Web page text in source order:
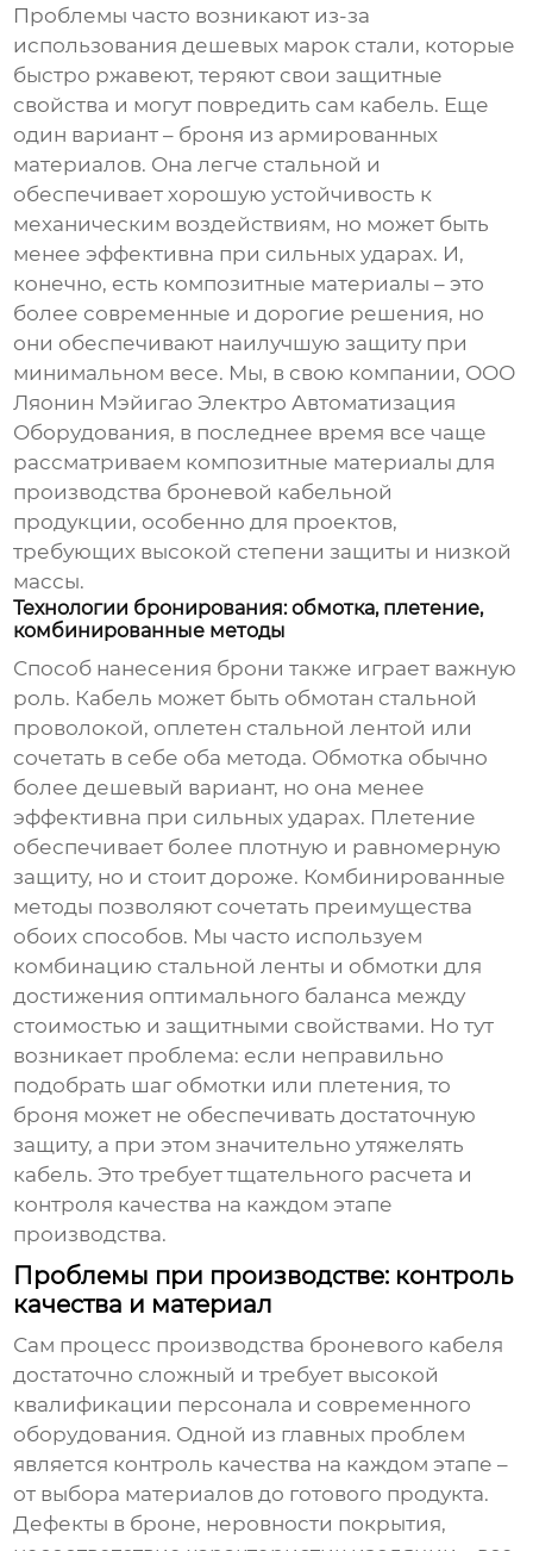
Проблемы часто возникают из-за
использования дешевых марок стали, которые
быстро ржавеют, теряют свои защитные
свойства и могут повредить сам кабель. Еще
один вариант – броня из армированных
материалов. Она легче стальной и
обеспечивает хорошую устойчивость к
механическим воздействиям, но может быть
менее эффективна при сильных ударах. И,
конечно, есть композитные материалы – это
более современные и дорогие решения, но
они обеспечивают наилучшую защиту при
минимальном весе. Мы, в свою компании, ООО
Ляонин Мэйигао Электро Автоматизация
Оборудования, в последнее время все чаще
рассматриваем композитные материалы для
производства броневой кабельной
продукции, особенно для проектов,
требующих высокой степени защиты и низкой
массы.
Технологии бронирования: обмотка, плетение,
комбинированные методы
Способ нанесения брони также играет важную
роль. Кабель может быть обмотан стальной
проволокой, оплетен стальной лентой или
сочетать в себе оба метода. Обмотка обычно
более дешевый вариант, но она менее
эффективна при сильных ударах. Плетение
обеспечивает более плотную и равномерную
защиту, но и стоит дороже. Комбинированные
методы позволяют сочетать преимущества
обоих способов. Мы часто используем
комбинацию стальной ленты и обмотки для
достижения оптимального баланса между
стоимостью и защитными свойствами. Но тут
возникает проблема: если неправильно
подобрать шаг обмотки или плетения, то
броня может не обеспечивать достаточную
защиту, а при этом значительно утяжелять
кабель. Это требует тщательного расчета и
контроля качества на каждом этапе
производства.
Проблемы при производстве: контроль
качества и материал
Сам процесс производства броневого кабеля
достаточно сложный и требует высокой
квалификации персонала и современного
оборудования. Одной из главных проблем
является контроль качества на каждом этапе –
от выбора материалов до готового продукта.
Дефекты в броне, неровности покрытия,